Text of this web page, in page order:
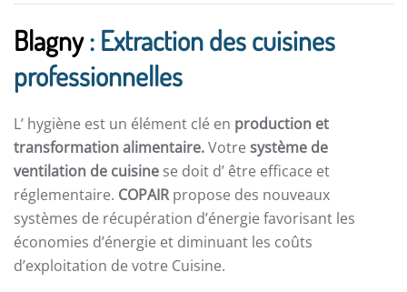
Blagny: Extraction des cuisines
professionnelles
L’ hygiène est un élément clé en production et
transformation alimentaire.Votre système de
ventilation de cuisine se doit d’ être efficace et
réglementaire. COPAIRpropose des nouveaux
systèmes de récupération d’énergie favorisant les
économies d’énergie et diminuant les coûts
d’exploitation de votre Cuisine.